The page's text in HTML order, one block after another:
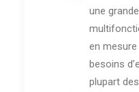
une
en
besoins
plupart